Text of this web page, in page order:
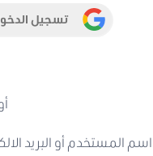
تسجيل
اسم المستخدم أو البريد